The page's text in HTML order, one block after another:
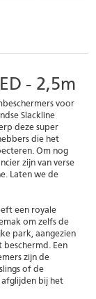
- 2,5m
voor
Slackline
deze super
die het
Om nog
zijn van verse
Laten we de
een royale
om zelfs de
park, aangezien
Een
zijn de
of de
afglijden bij het